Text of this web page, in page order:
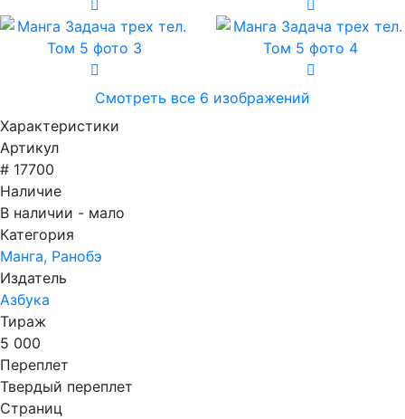
Смотреть все 6 изображений
Характеристики
Артикул
# 17700
Наличие
В наличии - мало
Категория
Манга, Ранобэ
Издатель
Азбука
Тираж
5 000
Переплет
Твердый переплет
Страниц